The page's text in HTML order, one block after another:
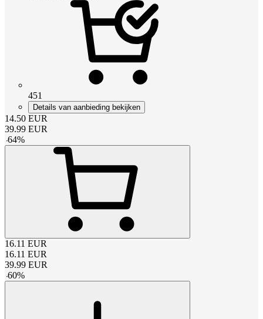
451
Details van aanbieding bekijken
14.50 EUR
39.99 EUR
-64%
16.11 EUR
16.11 EUR
39.99 EUR
-60%